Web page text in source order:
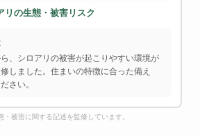
リの生態・被害リスク
、シロアリの被害が起こりやすい環境が
しました。住まいの特徴に合った備え
さい。
被害に関する記述を監修しています。